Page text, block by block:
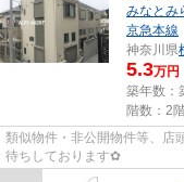
みなとみ
京急本線
神奈川県
5.3万円
築年数：
階数：2
類似物件・非公開物件等、店
待ちしております✿